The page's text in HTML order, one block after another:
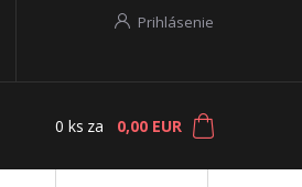
Prihlásenie
0 ks za 0,00 EUR